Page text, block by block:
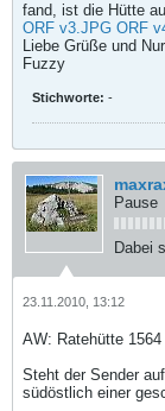
fand, ist die Hütte
ORF v3.JPG ORF
Liebe Grüße und
Fuzzy
Stichworte: -
Pause
Dabei
23.11.2010, 13:12
AW: Ratehütte 1564
Steht der Sender
südöstlich einer